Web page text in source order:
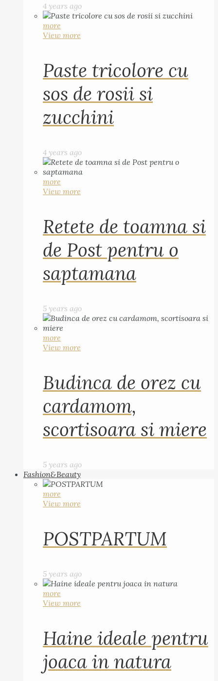
4 years ago
more
View more
Paste tricolore cu
sos de rosii si
zucchini
4 years ago
more
View more
Retete de toamna si
de Post pentru o
saptamana
5 years ago
more
View more
Budinca de orez cu
cardamom,
scortisoara si miere
5 years ago
Fashion&Beauty
more
View more
POSTPARTUM
5 years ago
more
View more
Haine ideale pentru
joaca in natura